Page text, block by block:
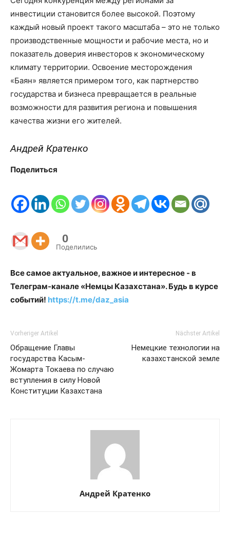
инвестиции становится более высокой. Поэтому
каждый новый проект такого масштаба – это не только
производственные мощности и рабочие места, но и
показатель доверия инвесторов к экономическому
климату территории. Освоение месторождения
«Баян» является примером того, как партнерство
государства и бизнеса превращается в реальные
возможности для развития региона и повышения
качества жизни его жителей.
Андрей Кратенко
Поделиться
0
Поделились
Все самое актуальное, важное и интересное - в
Телеграм-канале «Немцы Казахстана». Будь в курсе
событий! https://t.me/daz_asia
Vorheriger Artikel
Обращение Главы
государства Касым-
Жомарта Токаева по случаю
вступления в силу Новой
Конституции Казахстана
Nächster Artikel
Немецкие технологии на
казахстанской земле
Андрей Кратенко